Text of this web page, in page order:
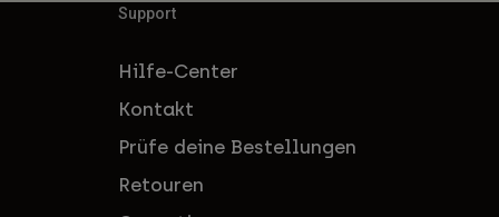
Support
Hilfe-Center
Kontakt
Prüfe deine Bestellungen
Retouren